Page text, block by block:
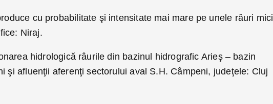
cu probabilitate şi intensitate mai mare pe unele râuri mici
Niraj.
hidrologică râurile din bazinul hidrografic Arieş – bazin
şi afluenţii aferenţi sectorului aval S.H. Câmpeni, judeţele: Cluj